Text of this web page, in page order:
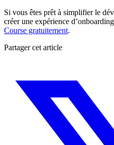
Si vous êtes prêt à simplifier le
créer une expérience
Course gratuitement.
Partager cet article